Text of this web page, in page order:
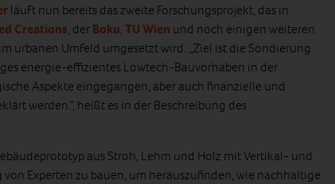
läuft nun bereits das zweite Forschungsprojekt, das in
Creations, derBoku,TU Wien und noch einigen weiteren
urbanen Umfeld umgesetzt wird. „Ziel ist die Sondierung
energie-effizientes Lowtech-Bauvorhaben in der
Aspekte eingegangen, aber auch finanzielle und
werden.“, heißt es in der Beschreibung des
aus Stroh, Lehm und Holz mit Vertikal- und
Experten zu bauen, um herauszufinden, wie nachhaltige